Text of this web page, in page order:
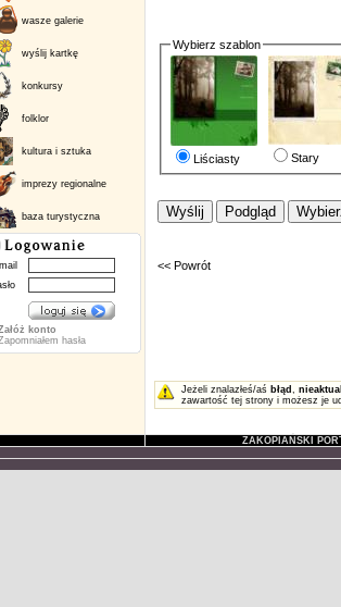
wasze galerie
wyślij kartkę
konkursy
folklor
kultura i sztuka
imprezy regionalne
baza turystyczna
konto
hasła
Wybierz szablon
Liściasty Stary
<< Powrót
Jeżeli znalazłeś/aś błąd ,
zawartość tej strony i możesz je
ZAKOPIAŃSKI